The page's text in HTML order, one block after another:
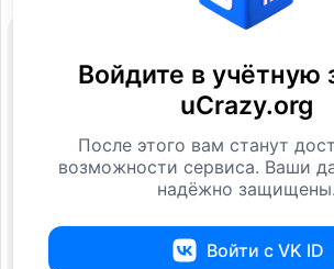
Войдите в учётную
uCrazy.org
После этого вам станут
возможности сервиса. Ваши
надёжно защищены.
Войти с VK ID